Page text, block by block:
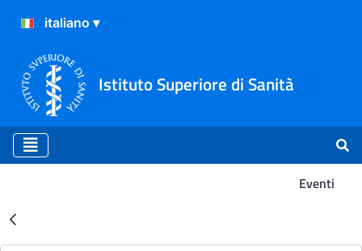
Istituto Superiore di Sanità
Eventi
Risultati della Ricerca -